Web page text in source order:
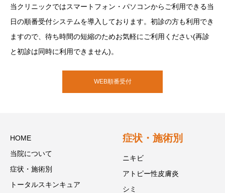
当クリニックではスマートフォン・パソコンからご利用できる当
日の順番受付システムを導入しております。初診の方も利用でき
ますので、待ち時間の短縮のためお気軽にご利用ください(再診
と初診は同時に利用できません)。
WEB順番受付
HOME
当院について
症状・施術別
トータルスキンキュア
症状・施術別
ニキビ
アトピー性皮膚炎
シミ